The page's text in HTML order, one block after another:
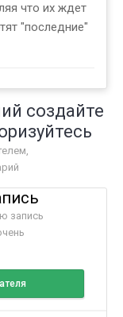
что их ждет
"последние"
создайте
запись